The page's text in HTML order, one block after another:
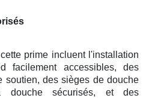
prime incluent l'installation
facilement accessibles, des
soutien, des sièges de douche
douche sécurisés, et des